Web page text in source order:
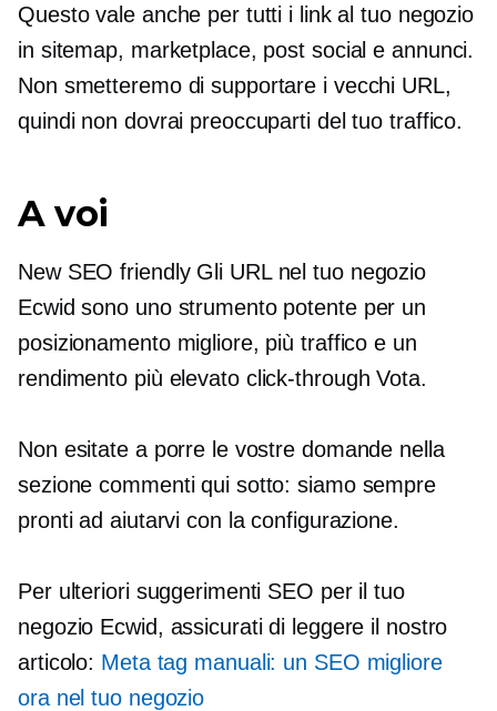
Questo vale anche per tutti i link al tuo negozio
in sitemap, marketplace, post social e annunci.
Non smetteremo di supportare i vecchi URL,
quindi non dovrai preoccuparti del tuo traffico.
A voi
New SEO friendlyGli URL nel tuo negozio
Ecwid sono uno strumento potente per un
posizionamento migliore, più traffico e un
rendimento più elevato click-through Vota.
Non esitate a porre le vostre domande nella
sezione commenti qui sotto: siamo sempre
pronti ad aiutarvi con la configurazione.
Per ulteriori suggerimenti SEO per il tuo
negozio Ecwid, assicurati di leggere il nostro
articolo: Meta tag manuali: un SEO migliore
ora nel tuo negozio